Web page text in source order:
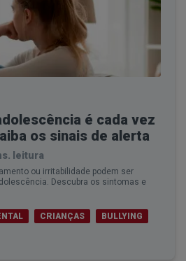
é cada vez
os sinais de alerta
leitura
ou irritabilidade podem ser
Descubra os sintomas e
CRIANÇAS
BULLYING